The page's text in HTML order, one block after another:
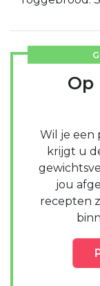
Op
Wil je een
krijgt u
jou
recepten